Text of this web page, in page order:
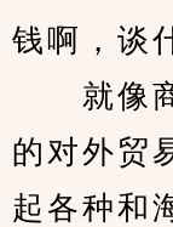
钱啊，谈
就像商
的对外贸
起各种和